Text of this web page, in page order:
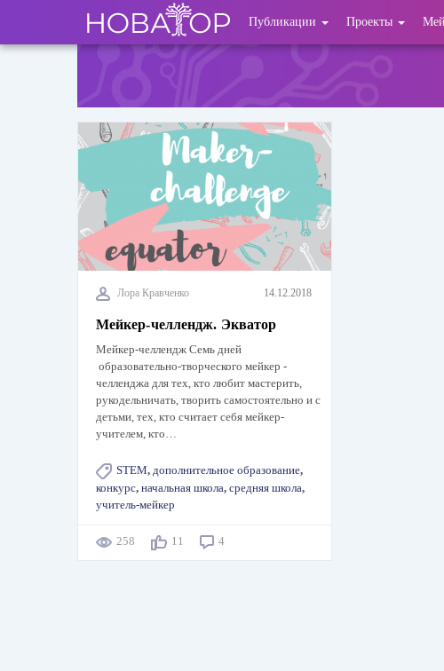
основному
User
account
Публикации Проекты
Лора Кравченко 14.12.2018
Мейкер-челлендж. Экватор
Мейкер-челлендж Семь дней
образовательно-творческого мейкер -
челленджа для тех, кто любит мастерить,
рукодельничать, творить самостоятельно и с
детьми, тех, кто считает себя мейкер-
учителем, кто…
STEM, дополнительное образование,
конкурс, начальная школа, средняя школа,
учитель-мейкер
258 11 4